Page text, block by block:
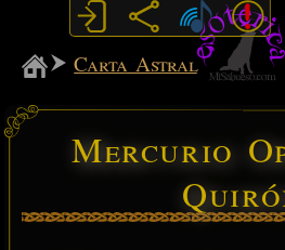
MiSabueso
Carta Astral
Mercurio